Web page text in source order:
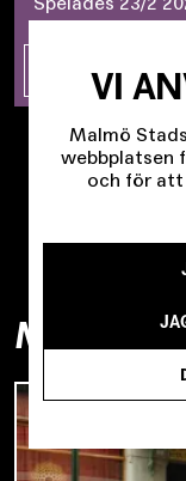
MER
VI
Malmö
webbplatsen
och för att